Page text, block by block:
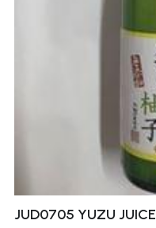
JUD0705 YUZU JUICE